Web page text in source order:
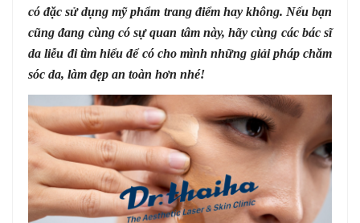
có đặc sử dụng mỹ phẩm trang điểm hay không. Nếu bạn
cũng đang cùng có sự quan tâm này, hãy cùng các bác sĩ
da liễu đi tìm hiểu để có cho mình những giải pháp chăm
sóc da, làm đẹp an toàn hơn nhé!